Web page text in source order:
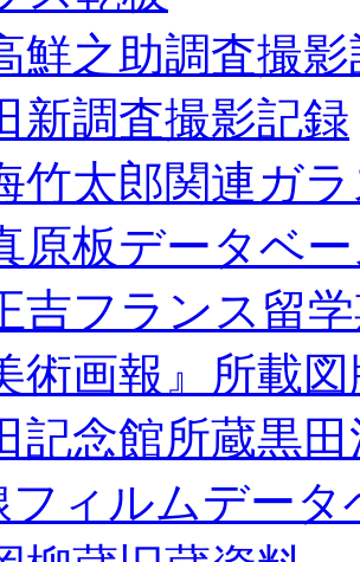
鮮之助調査撮
新調査撮影記録
竹太郎関連ガ
原板データベ
吉フランス留
術画報』所載
記念館所蔵黒
フィルムデータ